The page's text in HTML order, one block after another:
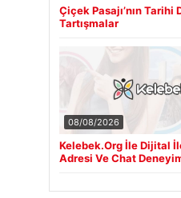
Çiçek Pasajı’nın Tarihi
Tartışmalar
08/08/2026
Kelebek.Org İle Dijital
Adresi Ve Chat